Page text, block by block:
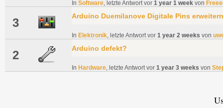
In Software, letzte Antwort vor 1 year 1 week von
3 Arduino Duemilanove Digitale Pins erweitern
In Elektronik, letzte Antwort vor 1 year 2 weeks von
2 Arduino defekt?
In Hardware, letzte Antwort vor 1 year 3 weeks von